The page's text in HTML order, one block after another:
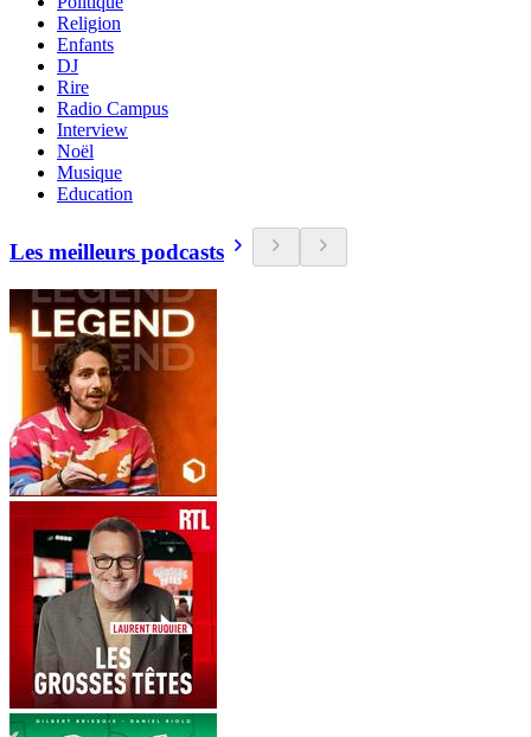
Religion
Enfants
DJ
Rire
Radio Campus
Interview
Noël
Musique
Education
Les meilleurs podcasts